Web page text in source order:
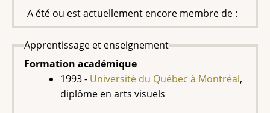
A été ou est actuellement encore membre de :
Apprentissage et enseignement
Formation académique
1993 - Université du Québec à Montréal,
diplôme en arts visuels